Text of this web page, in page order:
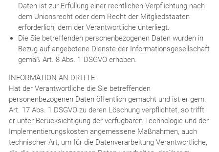
Daten ist zur Erfüllung einer rechtlichen Verpflichtung nach
dem Unionsrecht oder dem Recht der Mitgliedstaaten
erforderlich, dem der Verantwortliche unterliegt.
Die Sie betreffenden personenbezogenen Daten wurden in
Bezug auf angebotene Dienste der Informationsgesellschaft
gemäß Art. 8 Abs. 1 DSGVO erhoben.
INFORMATION AN DRITTE
Hat der Verantwortliche die Sie betreffenden
personenbezogenen Daten öffentlich gemacht und ist er gem.
Art. 17 Abs. 1 DSGVO zu deren Löschung verpflichtet, so trifft
er unter Berücksichtigung der verfügbaren Technologie und der
Implementierungskosten angemessene Maßnahmen, auch
technischer Art, um für die Datenverarbeitung Verantwortliche,